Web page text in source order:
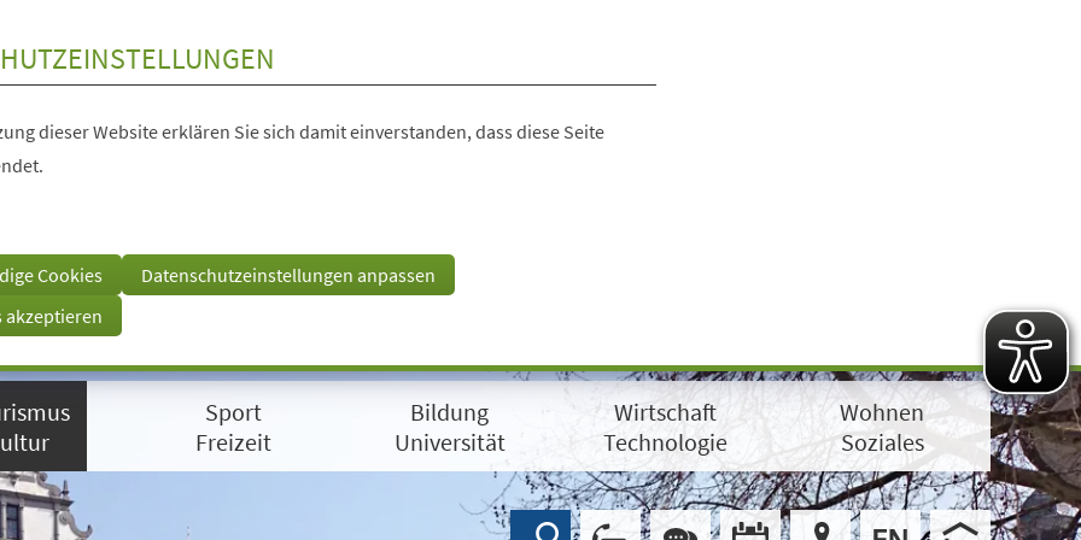
dieser Website erklären Sie sich damit einverstanden, dass diese Seite
Cookies
Datenschutzeinstellungen anpassen
akzeptieren
Sport
Freizeit
Bildung
Universität
Wirtschaft
Technologie
Wohnen
Soziales